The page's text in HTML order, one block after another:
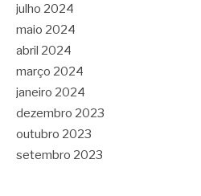
julho 2024
maio 2024
abril 2024
março 2024
janeiro 2024
dezembro 2023
outubro 2023
setembro 2023